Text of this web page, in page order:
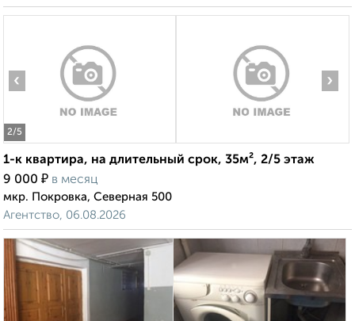
2/5
‹ ›
1-к квартира, на длительный срок, 35м², 2/5 этаж
9 000 ₽ в месяц
мкр. Покровка, Северная 500
Агентство, 06.08.2026